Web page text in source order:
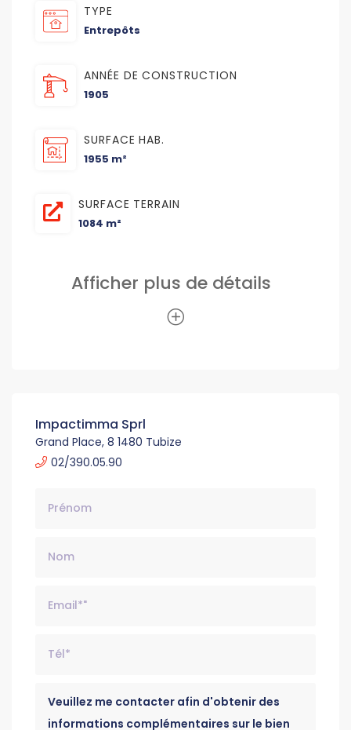
TYPE
Entrepôts
ANNÉE DE CONSTRUCTION
1905
SURFACE HAB.
1955 m²
SURFACE TERRAIN
1084 m²
Impactimma Sprl
Grand Place, 8 1480 Tubize
02/390.05.90